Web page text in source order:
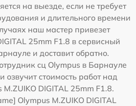
на выезде, если не требует
и длительного времени
наш мастер привезет
25mm F1.8 в сервисный
и доставит обратно.
сц Olympus в Барнауле
озвучит стоимость работ над
DIGITAL 25mm F1.8.
Olympus M.ZUIKO DIGITAL